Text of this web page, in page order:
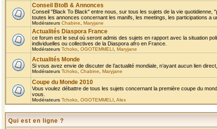
Conseil BtoB & Annonces
Conseil "Black To Black" entre nous, sur tous les sujets de la vie
toutes les annonces concernant les manifs, les meetings, les participations a
Modérateurs Chabine Maryjane
Actualités Diaspora France
ce forum est le seul où seront admis des sujets en rapport avec la situation
individuelles ou collectives de la Diaspora afro en France.
Modérateurs Tchoko OGOTEMMELI Maryjane
Actualités Monde
Si vous avez envie de discuter de l’actualité mondiale, n’ayant aucun lien
Modérateurs Tchoko Chabine Maryjane
Coupe du Monde 2010
Vous voulez débattre de tous les sujets concernant la première coupe du
vous.
Modérateurs Tchoko OGOTEMMELI Alex
Qui est en ligne ?